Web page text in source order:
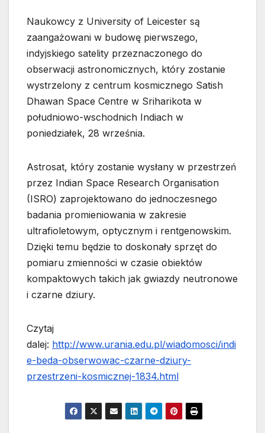
Naukowcy z University of Leicester są
zaangażowani w budowę pierwszego,
indyjskiego satelity przeznaczonego do
obserwacji astronomicznych, który zostanie
wystrzelony z centrum kosmicznego Satish
Dhawan Space Centre w Sriharikota w
południowo-wschodnich Indiach w
poniedziałek, 28 września.
Astrosat, który zostanie wysłany w przestrzeń
przez Indian Space Research Organisation
(ISRO) zaprojektowano do jednoczesnego
badania promieniowania w zakresie
ultrafioletowym, optycznym i rentgenowskim.
Dzięki temu będzie to doskonały sprzęt do
pomiaru zmienności w czasie obiektów
kompaktowych takich jak gwiazdy neutronowe
i czarne dziury.
Czytaj
dalej: http://www.urania.edu.pl/wiadomosci/indi
e-beda-obserwowac-czarne-dziury-
przestrzeni-kosmicznej-1834.html